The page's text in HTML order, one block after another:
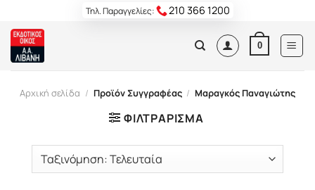
content
Τηλ. Παραγγελίες: 210 366 1200
0
Αρχική σελίδα / Προϊόν Συγγραφέας / Μαραγκός Παναγιώτης
ΦΙΛΤΡΆΡΙΣΜΑ